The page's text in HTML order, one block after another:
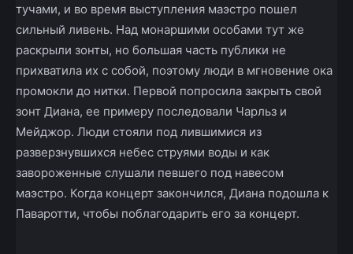
тучами, и во время выступления маэстро пошел
сильный ливень. Над монаршими особами тут же
раскрыли зонты, но большая часть публики не
прихватила их с собой, поэтому люди в мгновение ока
промокли до нитки. Первой попросила закрыть свой
зонт Диана, ее примеру последовали Чарльз и
Мейджор. Люди стояли под лившимися из
разверзнувшихся небес струями воды и как
завороженные слушали певшего под навесом
маэстро. Когда концерт закончился, Диана подошла к
Паваротти, чтобы поблагодарить его за концерт.